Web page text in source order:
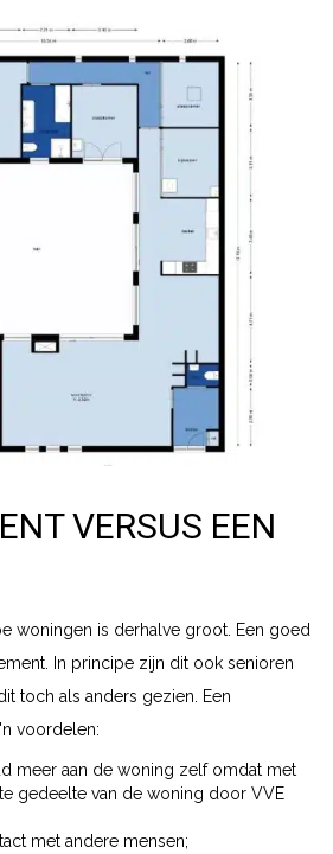
VERSUS EEN
woningen is derhalve groot. Een goed
In principe zijn dit ook senioren
toch als anders gezien. Een
voordelen:
meer aan de woning zelf omdat met
gedeelte van de woning door VVE
met andere mensen;